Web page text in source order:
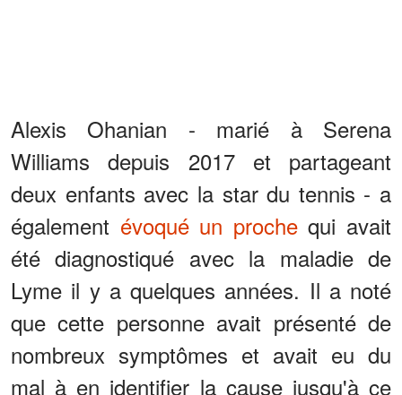
Alexis Ohanian - marié à Serena
Williams depuis 2017 et partageant
deux enfants avec la star du tennis - a
également évoqué un prochequi avait
été diagnostiqué avec la maladie de
Lyme il y a quelques années. Il a noté
que cette personne avait présenté de
nombreux symptômes et avait eu du
mal à en identifier la cause jusqu'à ce